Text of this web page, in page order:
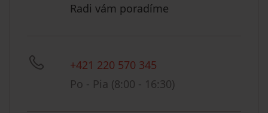
Radi vám poradíme
+421 220 570 345
Po - Pia (8:00 - 16:30)